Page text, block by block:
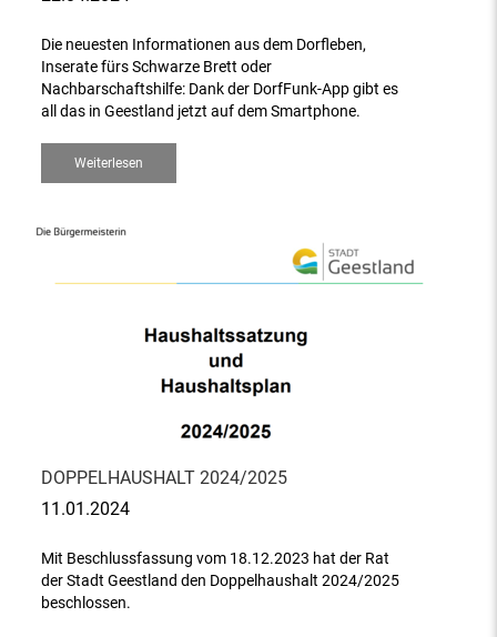
Die neuesten Informationen aus dem Dorfleben,
Inserate fürs Schwarze Brett oder
Nachbarschaftshilfe: Dank der DorfFunk-App gibt es
all das in Geestland jetzt auf dem Smartphone.
Weiterlesen
DOPPELHAUSHALT 2024/2025
11.01.2024
Mit Beschlussfassung vom 18.12.2023 hat der Rat
der Stadt Geestland den Doppelhaushalt 2024/2025
beschlossen.